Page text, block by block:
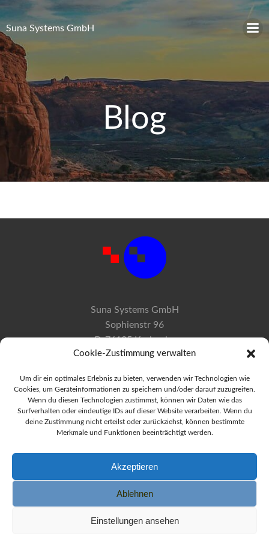
Cookie-Zustimmung verwalten
Um dir ein optimales Erlebnis zu bieten, verwenden wir Technologien wie
Cookies, um Geräteinformationen zu speichern und/oder darauf zuzugreifen.
Wenn du diesen Technologien zustimmst, können wir Daten wie das
Surfverhalten oder eindeutige IDs auf dieser Website verarbeiten. Wenn du
deine Zustimmung nicht erteilst oder zurückziehst, können bestimmte
Merkmale und Funktionen beeinträchtigt werden.
Akzeptieren
Ablehnen
Einstellungen ansehen
Inhalt
springen
Suna Systems GmbH
Blog
Suna Systems GmbH
Sophienstr 96
D-76135 Karlsruhe
Tel: + 0721 83099900
E-Mail: info@suna.de
Impressum
Datenschutz